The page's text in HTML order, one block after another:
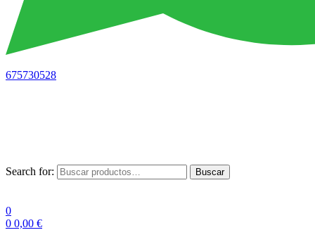
675730528
Search for: Buscar
0
0 0,00 €